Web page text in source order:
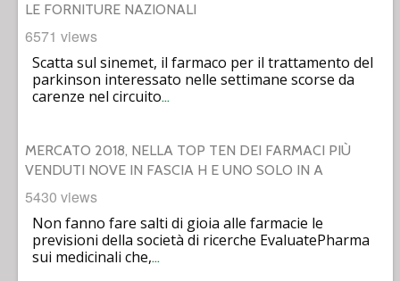
LE FORNITURE NAZIONALI
6571 views
Scatta sul sinemet, il farmaco per il trattamento del
parkinson interessato nelle settimane scorse da
carenze nel circuito…
MERCATO 2018, NELLA TOP TEN DEI FARMACI PIÙ
VENDUTI NOVE IN FASCIA H E UNO SOLO IN A
5430 views
Non fanno fare salti di gioia alle farmacie le
previsioni della società di ricerche EvaluatePharma
sui medicinali che,…